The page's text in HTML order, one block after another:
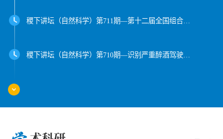
稷下讲坛（自然科学）第709期——Symphony of the uncertainty in three movements